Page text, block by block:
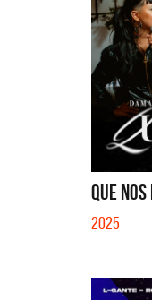
QUE
2025